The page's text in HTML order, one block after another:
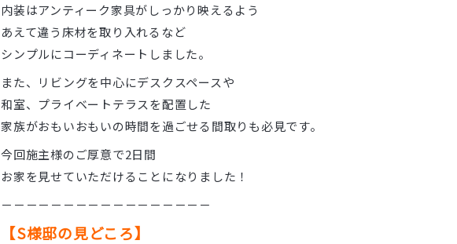
内装はアンティーク家具がしっかり映えるよう
あえて違う床材を取り入れるなど
シンプルにコーディネートしました。
また、リビングを中心にデスクスペースや
和室、プライベートテラスを配置した
家族がおもいおもいの時間を過ごせる間取りも必見です。
今回施主様のご厚意で2日間
お家を見せていただけることになりました！
－－－－－－－－－－－－－－－－－
【S様邸の見どころ】